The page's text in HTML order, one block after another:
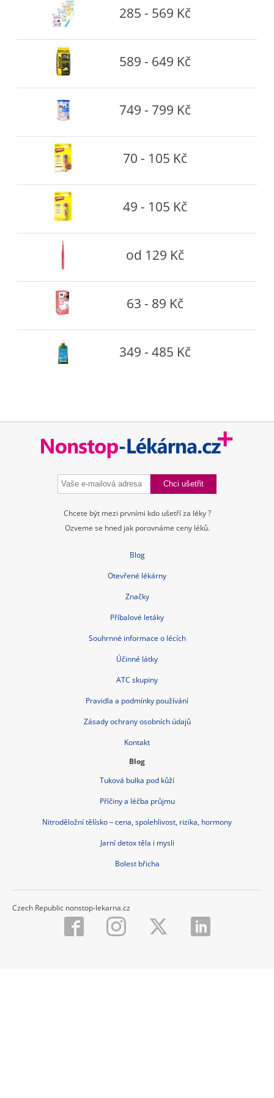
285 - 569 Kč
589 - 649 Kč
749 - 799 Kč
70 - 105 Kč
49 - 105 Kč
od 129 Kč
63 - 89 Kč
349 - 485 Kč
Chcete být mezi prvními kdo ušetří za léky ?
Ozveme se hned jak porovnáme ceny léků.
Blog
Otevřené lékárny
Značky
Příbalové letáky
Souhrnné informace o lécích
Účinné látky
ATC skupiny
Pravidla a podmínky používání
Zásady ochrany osobních údajů
Kontakt
Blog
Tuková bulka pod kůží
Příčiny a léčba průjmu
Nitroděložní tělísko – cena, spolehlivost, rizika, hormony
Jarní detox těla i mysli
Bolest břicha
Czech Republic nonstop-lekarna.cz